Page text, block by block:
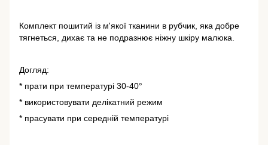
Комплект пошитий із м'якої тканини в рубчик, яка добре
тягнеться, дихає та не подразнює ніжну шкіру малюка.
Догляд:
* прати при температурі 30-40°
* використовувати делікатний режим
* прасувати при середній температурі